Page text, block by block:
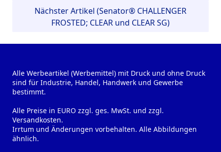
Nächster Artikel (Senator® CHALLENGER
FROSTED; CLEAR und CLEAR SG)
Alle Werbeartikel (Werbemittel) mit Druck und ohne Druck
sind für Industrie, Handel, Handwerk und Gewerbe
bestimmt.
Alle Preise in EURO zzgl. ges. MwSt. und zzgl.
Versandkosten.
Irrtum und Änderungen vorbehalten. Alle Abbildungen
ähnlich.